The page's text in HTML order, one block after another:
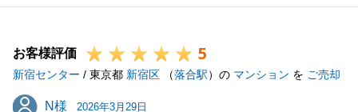
ら、気兼ねなく申し付けください。
お客様評価 5
新宿センター / 東京都 新宿区 （落合駅）の マンション を ご売却
N様
N様 2026年3月29日